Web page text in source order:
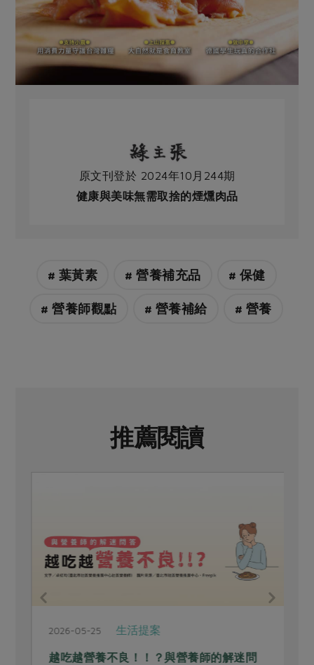
原文刊登於 2024年10月244期
健康與美味無需取捨的煙燻肉品
# 葉黃素 # 營養補充品 # 保健
# 營養師觀點 # 營養補給 # 營養
推薦閱讀
2026-05-25 生活提案
越吃越營養不良！！？與營養師的解迷問